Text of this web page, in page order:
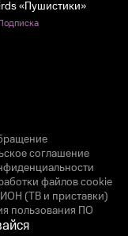
«Пушистики»
соглашение
файлов cookie
(ТВ и приставки)
пользования ПО